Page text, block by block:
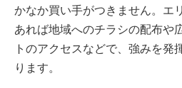
かなか買い手がつきません。エ
あれば地域へのチラシの配布や
トのアクセスなどで、強みを発
ります。